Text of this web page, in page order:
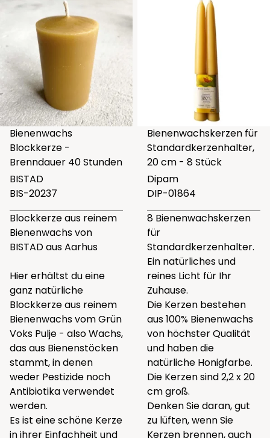
Bienenwachs
Blockkerze -
Brenndauer 40 Stunden
BISTAD
BIS-20237
Blockkerze aus reinem
Bienenwachs von
BISTAD aus Aarhus
Hier erhältst du eine
ganz natürliche
Blockkerze aus reinem
Bienenwachs vom Grün
Voks Pulje - also Wachs,
das aus Bienenstöcken
stammt, in denen
weder Pestizide noch
Antibiotika verwendet
werden.
Es ist eine schöne Kerze
in ihrer Einfachheit und
Bienenwachskerzen für
Standardkerzenhalter,
20 cm - 8 Stück
Dipam
DIP-01864
8 Bienenwachskerzen
für
Standardkerzenhalter.
Ein natürliches und
reines Licht für Ihr
Zuhause.
Die Kerzen bestehen
aus 100% Bienenwachs
von höchster Qualität
und haben die
natürliche Honigfarbe.
Die Kerzen sind 2,2 x 20
cm groß.
Denken Sie daran, gut
zu lüften, wenn Sie
Kerzen brennen, auch